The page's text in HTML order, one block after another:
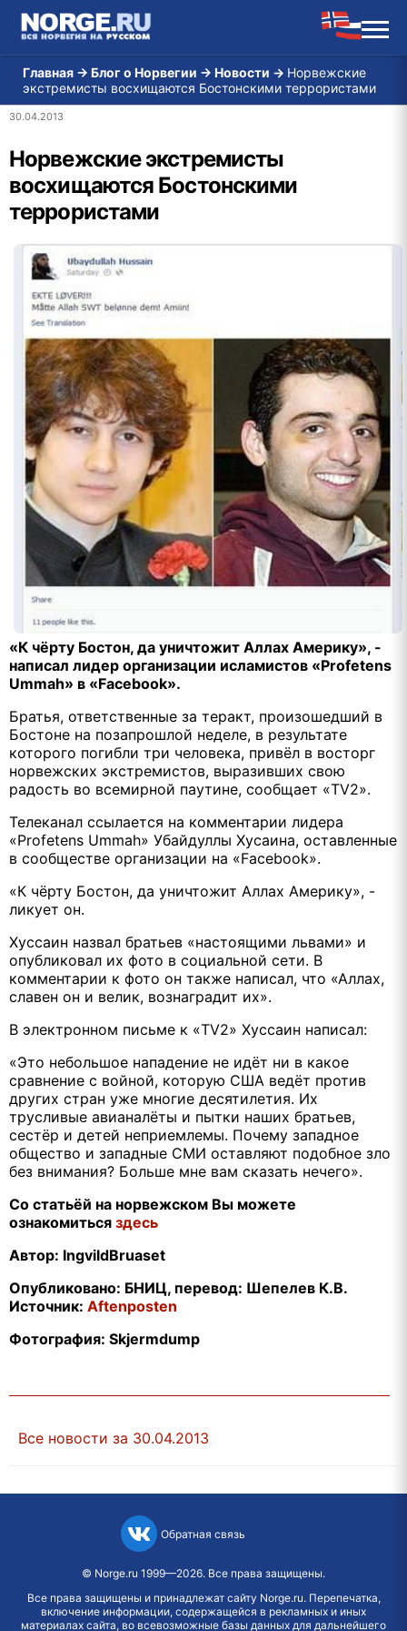
Главная → Блог о Норвегии → Новости → Норвежские
экстремисты восхищаются Бостонскими террористами
30.04.2013
Норвежские экстремисты
восхищаются Бостонскими
террористами
«К чёрту Бостон, да уничтожит Аллах Америку», -
написал лидер организации исламистов «Profetens
Ummah» в «Facebook».
Братья, ответственные за теракт, произошедший в
Бостоне на позапрошлой неделе, в результате
которого погибли три человека, привёл в восторг
норвежских экстремистов, выразивших свою
радость во всемирной паутине, сообщает «TV2».
Телеканал ссылается на комментарии лидера
«Profetens Ummah» Убайдуллы Хусаина, оставленные
в сообществе организации на «Facebook».
«К чёрту Бостон, да уничтожит Аллах Америку», -
ликует он.
Хуссаин назвал братьев «настоящими львами» и
опубликовал их фото в социальной сети. В
комментарии к фото он также написал, что «Аллах,
славен он и велик, вознаградит их».
В электронном письме к «TV2» Хуссаин написал:
«Это небольшое нападение не идёт ни в какое
сравнение с войной, которую США ведёт против
других стран уже многие десятилетия. Их
трусливые авианалёты и пытки наших братьев,
сестёр и детей неприемлемы. Почему западное
общество и западные СМИ оставляют подобное зло
без внимания? Больше мне вам сказать нечего».
Со статьёй на норвежском Вы можете
ознакомиться здесь
Автор: IngvildBruaset
Опубликовано: БНИЦ, перевод: Шепелев К.В.
Источник: Aftenposten
Фотография: Skjermdump
Все новости за 30.04.2013
Обратная связь
© Norge.ru 1999—2026. Все права защищены.
Все права защищены и принадлежат сайту Norge.ru. Перепечатка,
включение информации, содержащейся в рекламных и иных
материалах сайта, во всевозможные базы данных для дальнейшего